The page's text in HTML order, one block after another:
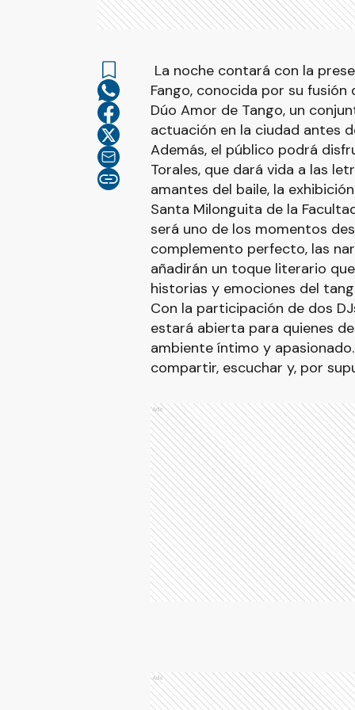
La noche contará con la
Fango, conocida por su
Dúo Amor de Tango, un
actuación en la ciudad antes
Además, el público podrá
Torales, que dará vida a las
amantes del baile, la
Santa Milonguita de la
será uno de los momentos
complemento perfecto, las
añadirán un toque literario
historias y emociones del
Con la participación de dos
estará abierta para quienes
ambiente íntimo y
compartir, escuchar y, por
Ads
Ads